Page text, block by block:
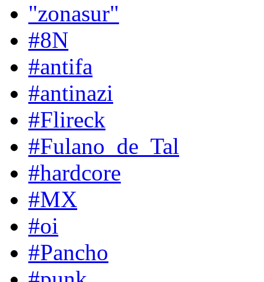
"zonasur"
#8N
#antifa
#antinazi
#Flireck
#Fulano_de_Tal
#hardcore
#MX
#oi
#Pancho